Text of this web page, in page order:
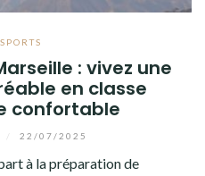
: vivez une
en classe
confortable
22/07/2025
à la préparation de